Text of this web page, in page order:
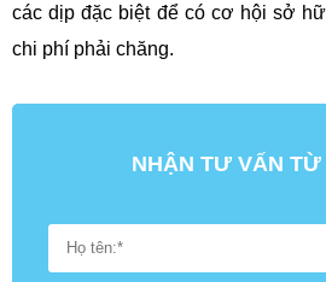
các dịp đặc biệt để có cơ hội sở
chi phí phải chăng.
NHẬN TƯ VẤN TỪ